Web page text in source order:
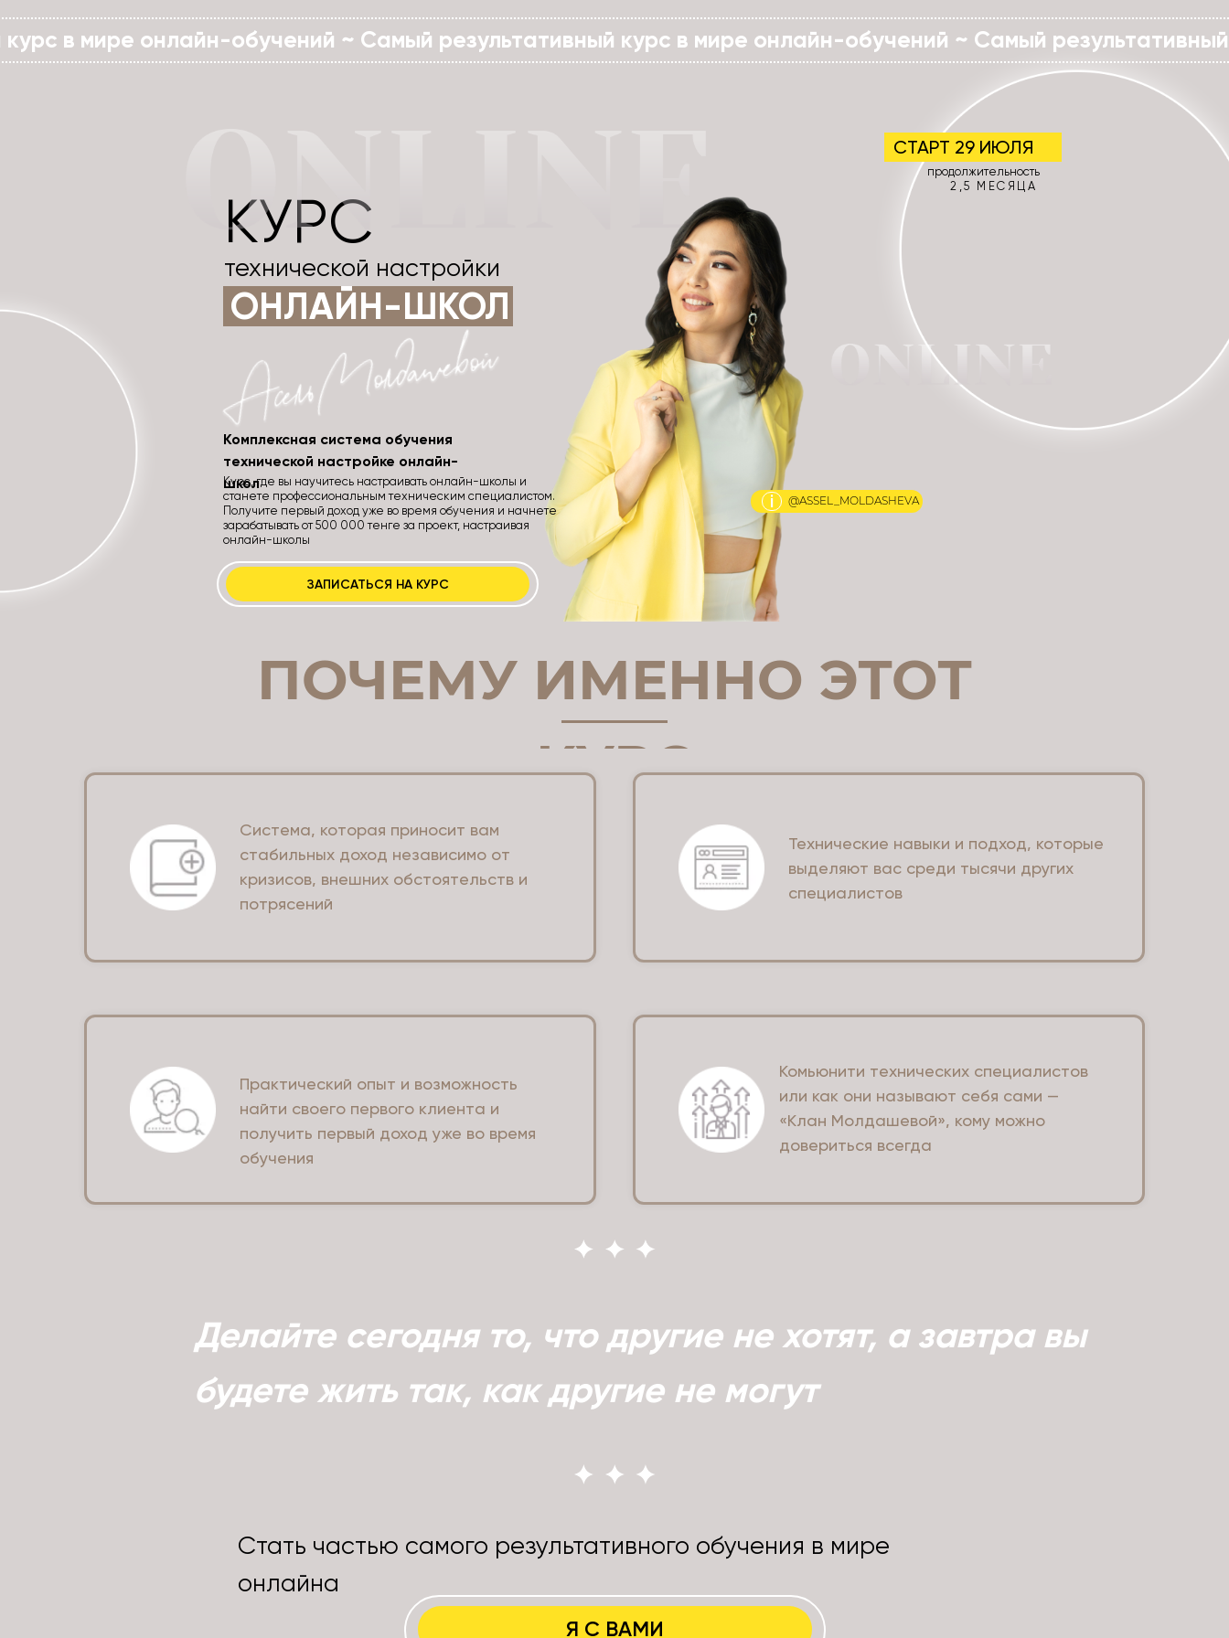
в мире онлайн-обучений ~ Самый результативный курс в мире онлайн-обучений ~ Самый
Курс, где вы научитесь настраивать онлайн-школы и
станете профессиональным техническим специалистом.
Получите первый доход уже во время обучения и начнете
зарабатывать от 500 000 тенге за проект, настраивая
онлайн-школы
Комплексная система обучения
технической настройке онлайн-
школ
ЗАПИСАТЬСЯ НА КУРС
КУРС
технической настройки
ОНЛАЙН-ШКОЛ
продолжительность
2,5 МЕСЯЦА
СТАРТ 29 ИЮЛЯ
@ASSEL_MOLDASHEVA
i
ПОЧЕМУ ИМЕННО ЭТОТ
КУРС
Система, которая приносит вам
стабильных доход независимо от
кризисов, внешних обстоятельств и
потрясений
Технические навыки и подход, которые
выделяют вас среди тысячи других
специалистов
Практический опыт и возможность
найти своего первого клиента и
получить первый доход уже во время
обучения
Комьюнити технических специалистов
или как они называют себя сами —
«Клан Молдашевой», кому можно
довериться всегда
Делайте сегодня то, что другие не хотят, а завтра вы
будете жить так, как другие не могут
Я С ВАМИ
Стать частью самого результативного обучения в мире
онлайна